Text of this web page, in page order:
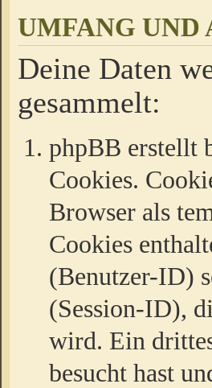
UMFANG UND
Deine Daten
gesammelt:
phpBB erstellt
Cookies.
Browser als
Cookies
(Benutzer-ID)
(Session-ID),
wird. Ein
besucht hast